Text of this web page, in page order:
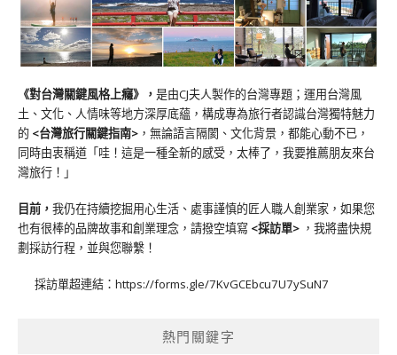
《對台灣關鍵風格上癮》 ， 是由CJ夫人製作的台灣專題；運用台灣風
土、文化、人情味等地方深厚底蘊，構成專為旅行者認識台灣獨特魅力
的 <台灣旅行關鍵指南> ，無論語言隔閡、文化背景，都能心動不已，
同時由衷稱道「哇！這是一種全新的感受，太棒了，我要推薦朋友來台
灣旅行！」
目前， 我仍在持續挖掘用心生活、處事謹慎的匠人職人創業家，如果您
也有很棒的品牌故事和創業理念，請撥空填寫 <採訪單> ，我將盡快規
劃採訪行程，並與您聯繫！
採訪單超連結： https://forms.gle/7KvGCEbcu7U7ySuN7
熱門關鍵字